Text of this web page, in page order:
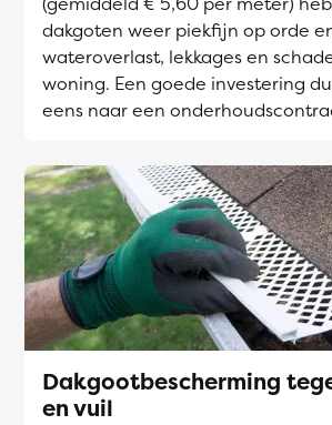
dakgoten weer piekfijn op orde
wateroverlast, lekkages en
woning. Een goede investering
eens naar een
Dakgootbescherming
en vuil